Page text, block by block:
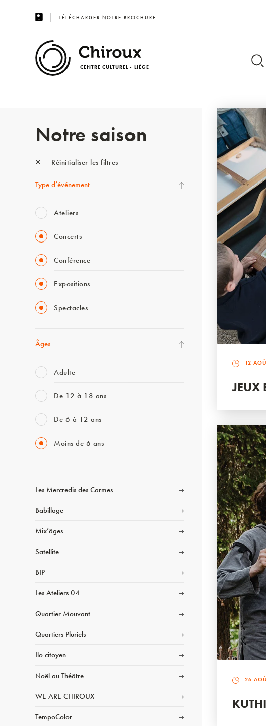
TÉLÉCHARGER NOTRE BROCHURE
CENTRE CULTUREL - LIÈGE
Notre saison
Réinitialiser les filtres
Type d’événement
Ateliers
Concerts
Conférence
Expositions
Spectacles
Âges
Adulte
De 12 à 18 ans
De 6 à 12 ans
Moins de 6 ans
Les Mercredis des Carmes
Babillage
Mix’âges
Satellite
BIP
Les Ateliers 04
Quartier Mouvant
Quartiers Pluriels
Ilo citoyen
Noël au Théâtre
WE ARE CHIROUX
TempoColor
12
JEUX
26
KUTHI